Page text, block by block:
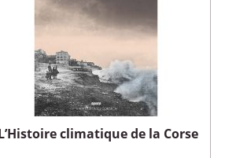
climatique de la Corse